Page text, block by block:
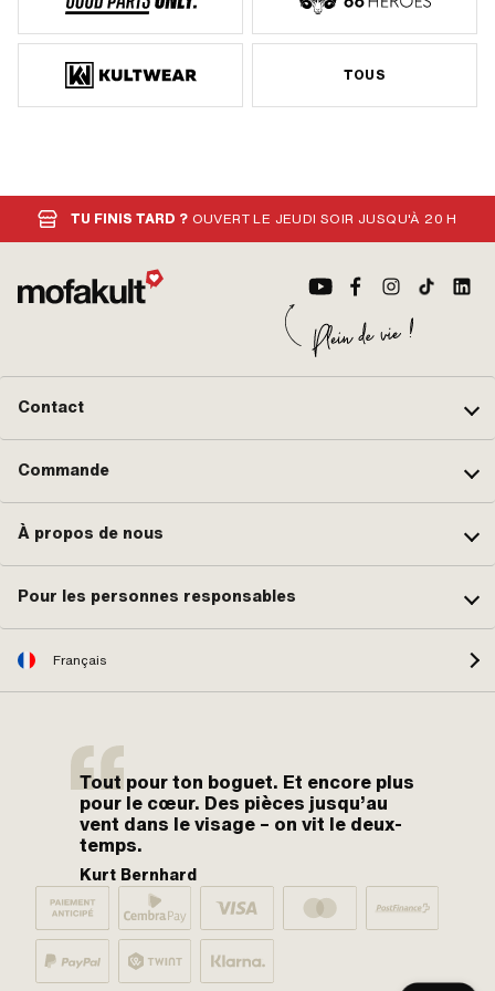
TOUS
TU FINIS TARD ? OUVERT LE JEUDI SOIR JUSQU'À 20 H
Contact
Commande
À propos de nous
Pour les personnes responsables
Français
Tout pour ton boguet. Et encore plus
pour le cœur. Des pièces jusqu’au
vent dans le visage – on vit le deux-
temps.
Kurt Bernhard